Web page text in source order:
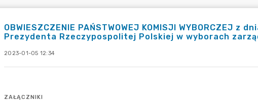
OBWIESZCZENIE PAŃSTWOWEJ KOMISJI WYBORCZEJ
Prezydenta Rzeczypospolitej Polskiej w wyborach
2023-01-05 12:34
ZAŁĄCZNIKI